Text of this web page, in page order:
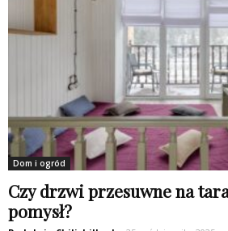
Dom i ogród
Czy drzwi przesuwne na
pomysł?